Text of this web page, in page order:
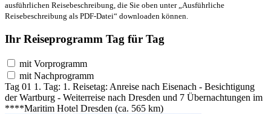
ausführlichen Reisebeschreibung, die Sie oben unter „Ausführliche
Reisebeschreibung als PDF-Datei“ downloaden können.
Ihr Reiseprogramm Tag für Tag
mit Vorprogramm
mit Nachprogramm
Tag 01 1. Tag: 1. Reisetag: Anreise nach Eisenach - Besichtigung
der Wartburg - Weiterreise nach Dresden und 7 Übernachtungen im
****Maritim Hotel Dresden (ca. 565 km)